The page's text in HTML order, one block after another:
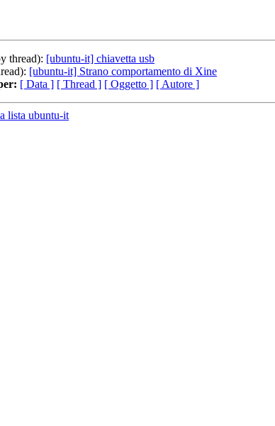
thread): [ubuntu-it] chiavetta usb
[ubuntu-it] Strano comportamento di Xine
[ Data ] [ Thread ] [ Oggetto ] [ Autore ]
lista ubuntu-it